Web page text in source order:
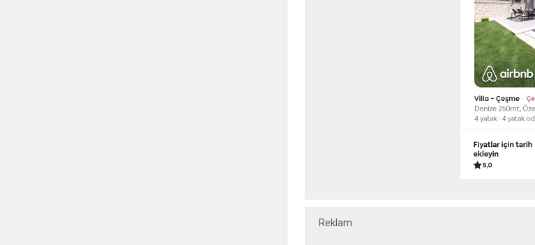
Reklam